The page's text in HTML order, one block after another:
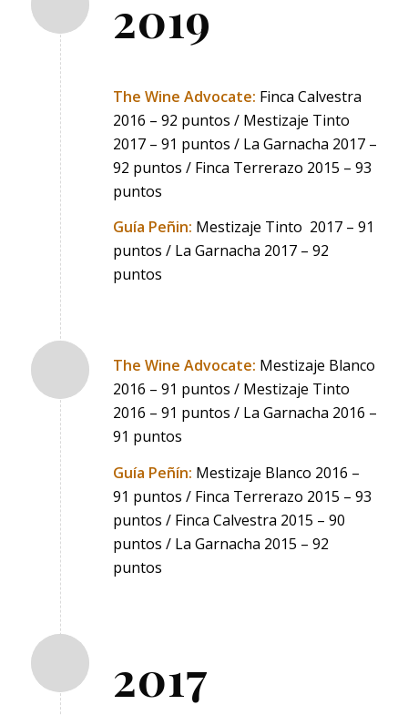
2019
The Wine Advocate: Finca Calvestra
2016 – 92 puntos / Mestizaje Tinto
2017 – 91 puntos / La Garnacha 2017 –
92 puntos / Finca Terrerazo 2015 – 93
puntos
Guía Peñin: Mestizaje Tinto 2017 – 91
puntos / La Garnacha 2017 – 92
puntos
The Wine Advocate: Mestizaje Blanco
2016 – 91 puntos / Mestizaje Tinto
2016 – 91 puntos / La Garnacha 2016 –
91 puntos
Guía Peñín: Mestizaje Blanco 2016 –
91 puntos / Finca Terrerazo 2015 – 93
puntos / Finca Calvestra 2015 – 90
puntos / La Garnacha 2015 – 92
puntos
2017